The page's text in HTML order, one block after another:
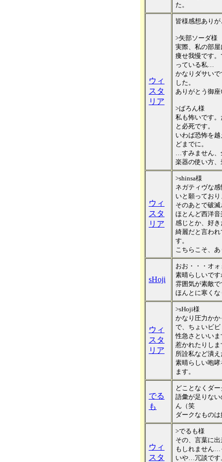
た。
ウィ
スタ
リア
皆様感想あり
>矢部ソーダ様
実際、私の部
痩せ我慢です
っている私…
かなりダサい
した。
ありがとう御
>ばろん様
私も怖いです
と必死です。
いわば恐怖を
どまでに。
…すみません
楽器の使い方
ウィ
スタ
リア
>shinsa様
ネガティヴな
いと願ってお
そのあとで破
ほとんど西洋
感じとか、好
綺麗だと言わ
す。
こちらこそ、
sHoji
おお・・・オ
素晴らしいで
雰囲気が素敵で
ほんとに寒く
ウィ
スタ
リア
>sHoji様
かなり圧力か
で、ちょいビ
性急さといい
惹かれたりしま
所詮私など潰
素晴らしい咆
ます。
でる
も
どことなくダ
語彙が足りな
ん（笑
ダークなもの
ウィ
スタ
>でるも様
その、言葉に
もしれません…
いや…冗談です